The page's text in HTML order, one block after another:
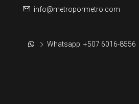
info@metropormetro.com
Whatsapp: +507 6016-8556